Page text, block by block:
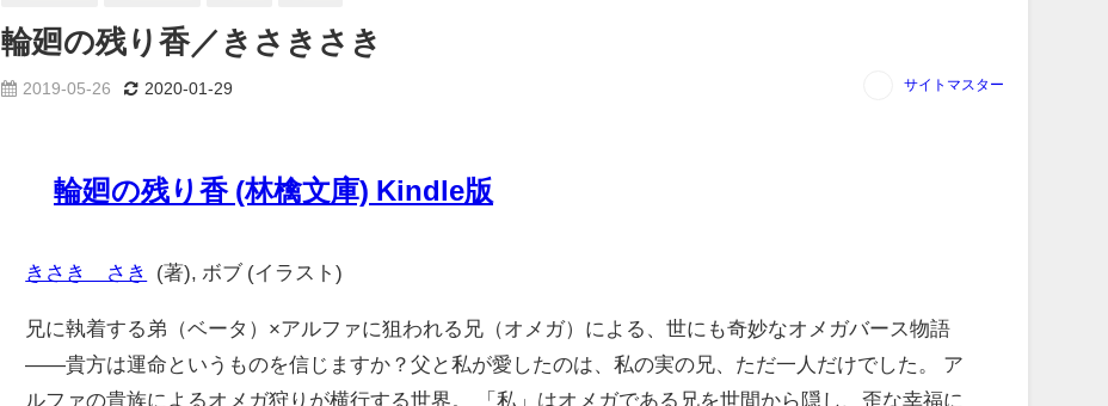
輪廻の残り香／きさきさき
2019-05-26 2020-01-29 サイトマスター
輪廻の残り香 (林檎文庫) Kindle版
きさき さき (著), ボブ (イラスト)
兄に執着する弟（ベータ）×アルファに狙われる兄（オメガ）による、世にも奇妙なオメガバース物語
――貴方は運命というものを信じますか？父と私が愛したのは、私の実の兄、ただ一人だけでした。 ア
ルファの貴族によるオメガ狩りが横行する世界。 「私」はオメガである兄を世間から隠し、歪な幸福に